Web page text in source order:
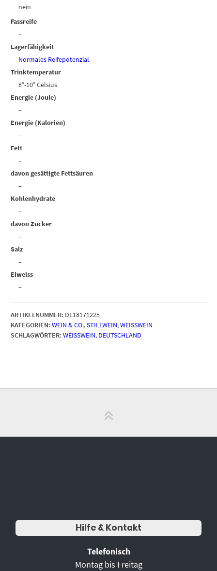
nein
Fassreife
–
Lagerfähigkeit
Normales Reifepotenzial
Trinktemperatur
8°-10° Celsius
Energie (Joule)
–
Energie (Kalorien)
–
Fett
–
davon gesättigte Fettsäuren
–
Kohlenhydrate
–
davon Zucker
–
Salz
–
Eiweiss
–
ARTIKELNUMMER: DE18171225
KATEGORIEN: WEIN & CO.,STILLWEIN,WEISSWEIN
SCHLAGWÖRTER: WEISSWEIN , DEUTSCHLAND
Hilfe & Kontakt
Telefonisch
Montag bis Freitag